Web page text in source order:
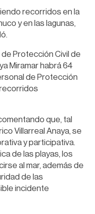
recorridos en la
y en las lagunas,
Protección Civil de
Miramar habrá 64
de Protección
que, tal
Villarreal Anaya, se
y participativa.
de las playas, los
al mar, además de
de las
incidente